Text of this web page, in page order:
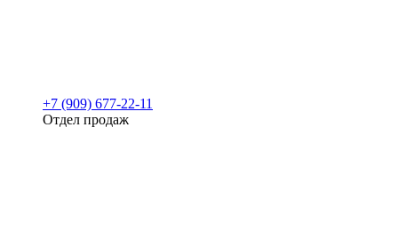
+7 (909) 677-22-11
Отдел продаж